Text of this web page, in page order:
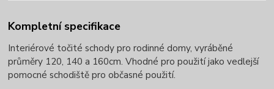
Kompletní specifikace
Interiérové točité schody pro rodinné domy, vyráběné
průměry 120, 140 a 160cm. Vhodné pro použití jako vedlejší
pomocné schodiště pro občasné použití.